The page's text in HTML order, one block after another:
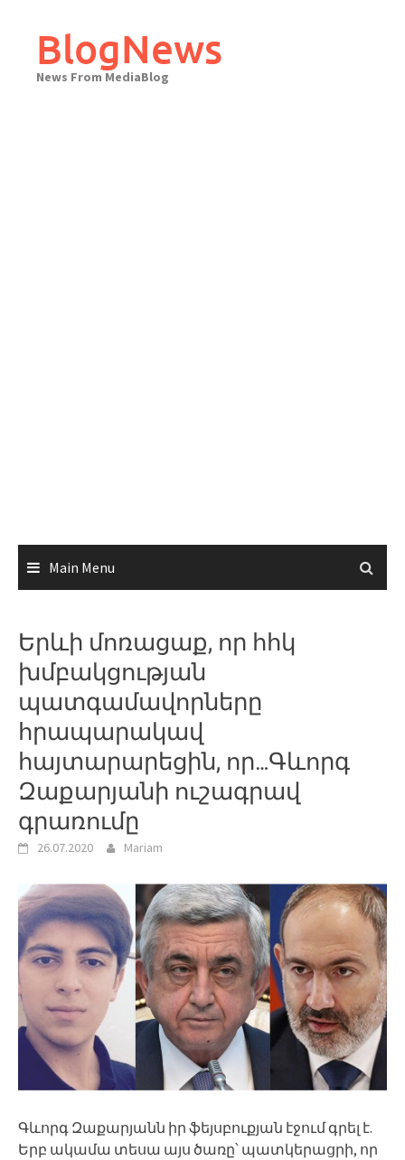
contentBlogNews
News From MediaBlog
Main Menu
Երևի մոռացաք, որ հհկ
խմբակցության
պատգամավորները
հրապարակավ
հայտարարեցին, որ…Գևորգ
Զաքարյանի ուշագրավ
գրառումը
26.07.2020 Mariam
Գևորգ Զաքարյանն իր ֆեյսբուքյան էջում գրել է.
Երբ ակամա տեսա այս ծառը՝ պատկերացրի, որ